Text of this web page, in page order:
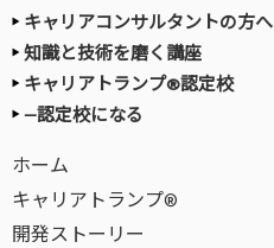
キャリアコンサルタントの方へ
知識と技術を磨く講座
キャリアトランプ®認定校
—認定校になる
ホーム
キャリアトランプ®
開発ストーリー